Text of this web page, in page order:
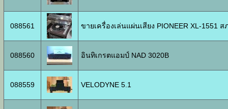
088561 ขายเครื่องเล่นแผ่นเสียง PIONEER XL-1551
088560 อินทิเกรตแอมป์ NAD 3020B
088559 VELODYNE 5.1